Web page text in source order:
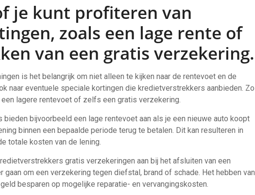
je kunt profiteren van
zoals een lage rente of
van een gratis verzekering.
is het belangrijk om niet alleen te kijken naar de rentevoet en de
naar eventuele speciale kortingen die kredietverstrekkers aanbieden. Zo
lagere rentevoet of zelfs een gratis verzekering.
bijvoorbeeld een lage rentevoet aan als je een nieuwe auto koopt
binnen een bepaalde periode terug te betalen. Dit kan resulteren in
totale kosten van de lening.
gratis verzekeringen aan bij het afsluiten van een
gaan om een verzekering tegen diefstal, brand of schade. Het hebben van
besparen op mogelijke reparatie- en vervangingskosten.